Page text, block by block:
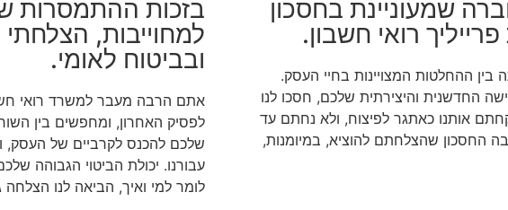
שמעוניינת בחסכון
רואי חשבון.
ההחלטות המצויינות בחיי העסק.
החדשנית והיצירתית שלכם, חסכו לנו
אותנו כאתגר לפיצוח, ולא נחתם עד
החסכון שהצלחתם להוציא, במיומנות,
בזכות ההתמסרות
למחוייבות,
ובביטוח לאומי.
אתם הרבה מעבר למשרד רואי
לפסיק האחרון, ומחפשים בין
שלכם להכנס לקרביים של העסק,
עבורנו. יכולת הביטוי הגבוהה
לומר למי ואיך, הביאה לנו